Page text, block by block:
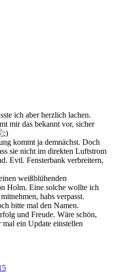
ich aber herzlich lachen.
mir das bekannt vor, sicher
kommt ja demnächst. Doch
sie nicht im direkten Luftstrom
Evtl. Fensterbank verbreitern,
weißblühenden
Holm. Eine solche wollte ich
habs verpasst.
bitte mal den Namen.
und Freude. Wäre schön,
ein Update einstellen